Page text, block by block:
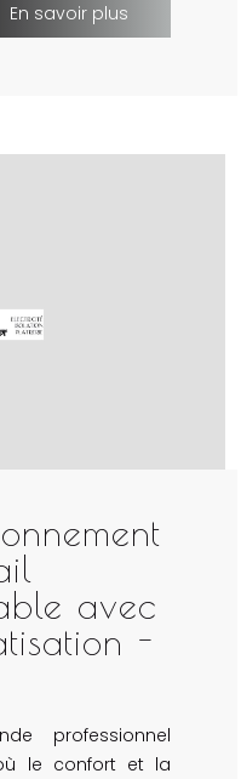
En savoir plus
avec
-
professionnel
le confort et la